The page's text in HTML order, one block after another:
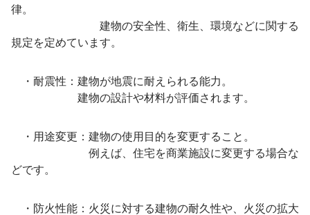
律。
建物の安全性、衛生、環境などに関する
規定を定めています。
・耐震性：建物が地震に耐えられる能力。
建物の設計や材料が評価されます。
・用途変更：建物の使用目的を変更すること。
例えば、住宅を商業施設に変更する場合な
どです。
・防火性能：火災に対する建物の耐久性や、火災の拡大